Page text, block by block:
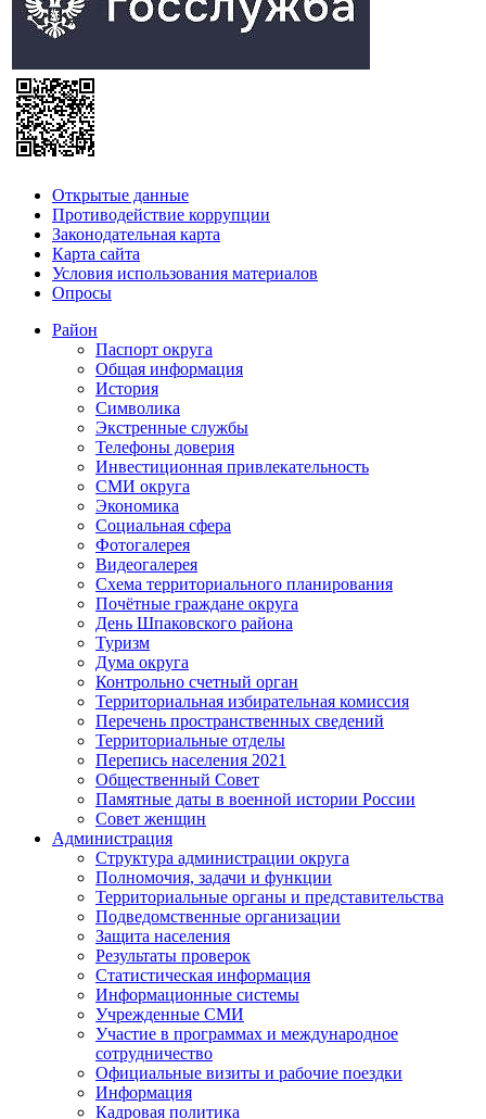
Открытые данные
Противодействие коррупции
Законодательная карта
Карта сайта
Условия использования материалов
Опросы
Район
Паспорт округа
Общая информация
История
Символика
Экстренные службы
Телефоны доверия
Инвестиционная привлекательность
СМИ округа
Экономика
Социальная сфера
Фотогалерея
Видеогалерея
Схема территориального планирования
Почётные граждане округа
День Шпаковского района
Туризм
Дума округа
Контрольно счетный орган
Территориальная избирательная комиссия
Перечень пространственных сведений
Территориальные отделы
Перепись населения 2021
Общественный Совет
Памятные даты в военной истории России
Совет женщин
Администрация
Структура администрации округа
Полномочия, задачи и функции
Территориальные органы и представительства
Подведомственные организации
Защита населения
Результаты проверок
Статистическая информация
Информационные системы
Учрежденные СМИ
Участие в программах и международное
сотрудничество
Официальные визиты и рабочие поездки
Информация
Кадровая политика